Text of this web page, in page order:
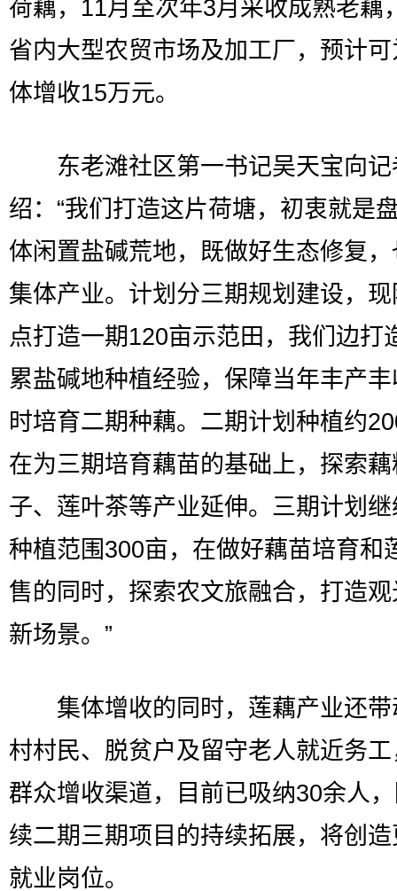
荷藕，11月至次年3月采收成熟老藕
省内大型农贸市场及加工厂，预计
体增收15万元。
东老滩社区第一书记吴天宝向记
绍：“我们打造这片荷塘，初衷就是
体闲置盐碱荒地，既做好生态修复
集体产业。计划分三期规划建设，
点打造一期120亩示范田，我们边打
累盐碱地种植经验，保障当年丰产
时培育二期种藕。二期计划种植约
在为三期培育藕苗的基础上，探索
子、莲叶茶等产业延伸。三期计划
种植范围300亩，在做好藕苗培育和
售的同时，探索农文旅融合，打造
新场景。”
集体增收的同时，莲藕产业还带
村村民、脱贫户及留守老人就近务
群众增收渠道，目前已吸纳30余人
续二期三期项目的持续拓展，将创
就业岗位。